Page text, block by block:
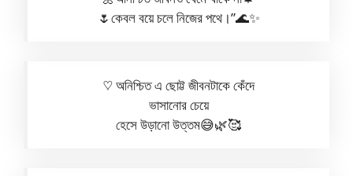
🌷কেবল বয়ে চলে নিজের পথে।”🌊✨
♡ অনিশ্চিত এ ছোট্ট জীবনটাকে কেঁদে
ভাসানোর চেয়ে
হেসে উড়ানো উত্তম😅🌿🥰